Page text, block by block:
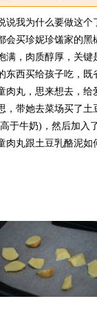
说我为什么要做这
买珍妮珍馐家的
满，肉质醇厚，关
西买给孩子吃，
肉丸，思来想去，
带她去菜场买了
于牛奶)，然后加入
肉丸跟土豆乳酪泥